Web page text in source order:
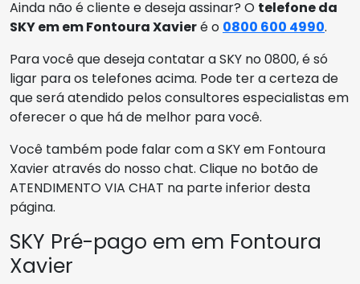
Ainda não é cliente e deseja assinar? O telefone da
SKY em em Fontoura Xavieré o 0800 600 4990.
Para você que deseja contatar a SKY no 0800, é só
ligar para os telefones acima. Pode ter a certeza de
que será atendido pelos consultores especialistas em
oferecer o que há de melhor para você.
Você também pode falar com a SKY em Fontoura
Xavier através do nosso chat. Clique no botão de
ATENDIMENTO VIA CHAT na parte inferior desta
página.
SKY Pré-pago em em Fontoura
Xavier